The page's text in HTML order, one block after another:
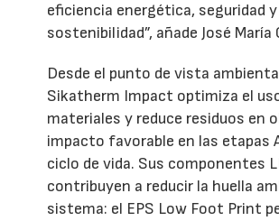
eficiencia energética, seguridad y
sostenibilidad”, añade José María
Desde el punto de vista
Sikatherm Impact optimiza el
materiales y reduce residuos en
impacto favorable en las etapas
ciclo de vida. Sus componentes
contribuyen a reducir la huella
sistema: el EPS Low Foot Print